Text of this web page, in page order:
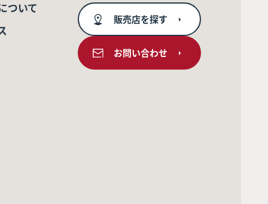
ついて
販売店を探す
お問い合わせ